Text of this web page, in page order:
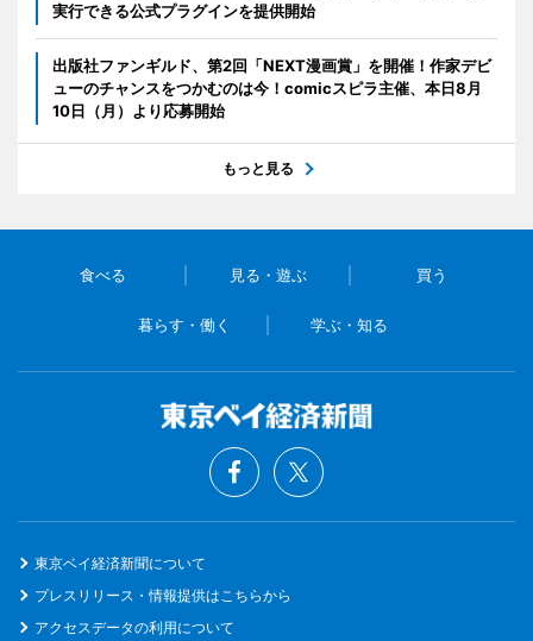
実行できる公式プラグインを提供開始
出版社ファンギルド、第2回「NEXT漫画賞」を開催！作家デビ
ューのチャンスをつかむのは今！comicスピラ主催、本日8月
10日（月）より応募開始
もっと見る
食べる 見る・遊ぶ 買う
暮らす・働く 学ぶ・知る
東京ベイ経済新聞について
プレスリリース・情報提供はこちらから
アクセスデータの利用について